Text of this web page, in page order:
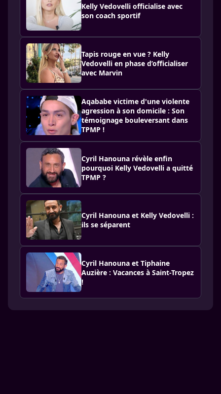
Kelly Vedovelli officialise avec
son coach sportif
Tapis rouge en vue ? Kelly
Vedovelli en phase d’officialiser
avec Marvin
Aqababe victime d'une violente
agression à son domicile : Son
témoignage bouleversant dans
TPMP !
Cyril Hanouna révèle enfin
pourquoi Kelly Vedovelli a quitté
TPMP ?
Cyril Hanouna et Kelly Vedovelli :
ils se séparent
Cyril Hanouna et Tiphaine
Auzière : Vacances à Saint-Tropez
!